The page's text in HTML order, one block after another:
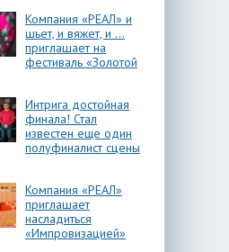
Компания «РЕАЛ» и
шьет, и вяжет, и …
приглашает на
фестиваль «Золотой
Интрига достойная
финала! Стал
известен еще один
полуфиналист сцены
Компания «РЕАЛ»
приглашает
насладиться
«Импровизацией»